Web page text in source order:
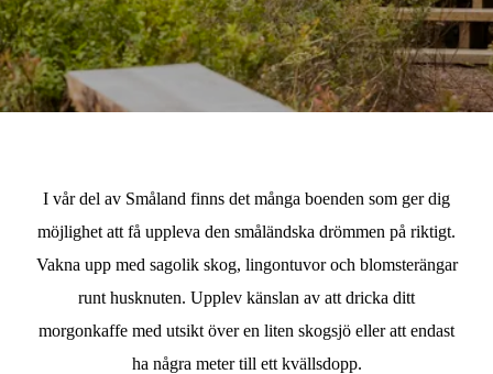
I vår del av Småland finns det många boenden som ger dig
möjlighet att få uppleva den småländska drömmen på riktigt.
Vakna upp med sagolik skog, lingontuvor och blomsterängar
runt husknuten. Upplev känslan av att dricka ditt
morgonkaffe med utsikt över en liten skogsjö eller att endast
ha några meter till ett kvällsdopp.